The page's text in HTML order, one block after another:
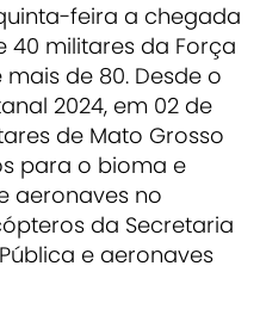
feira a chegada
40 militares da Força
de 80. Desde o
2024, em 02 de
de Mato Grosso
para o bioma e
aeronaves no
da Secretaria
e aeronaves